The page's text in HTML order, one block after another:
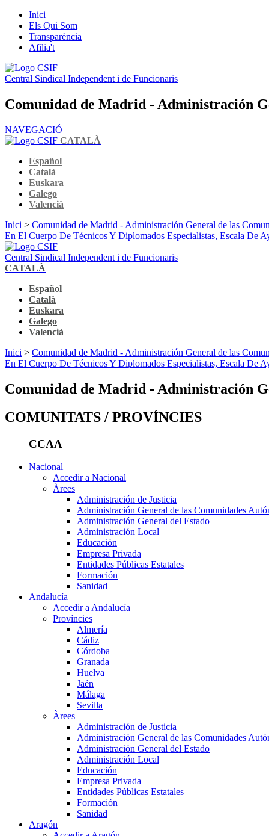
Inici
Els Qui Som
Transparència
Afilia't
Central Sindical Independent i de Funcionaris
Comunidad de Madrid - Administración
NAVEGACIÓ
CATALÀ
Español
Català
Euskara
Galego
Valencià
Inici > Comunidad de Madrid - Administración General de las
En El Cuerpo De Técnicos Y Diplomados Especialistas, Escala De
Central Sindical Independent i de Funcionaris
CATALÀ
Español
Català
Euskara
Galego
Valencià
Inici > Comunidad de Madrid - Administración General de las
En El Cuerpo De Técnicos Y Diplomados Especialistas, Escala De
Comunidad de Madrid - Administración
COMUNITATS / PROVÍNCIES
CCAA
Nacional
Accedir a Nacional
Àrees
Administración de Justicia
Administración General de las Comunidades
Administración General del Estado
Administración Local
Educación
Empresa Privada
Entidades Públicas Estatales
Formación
Sanidad
Andalucía
Accedir a Andalucía
Províncies
Almería
Cádiz
Córdoba
Granada
Huelva
Jaén
Málaga
Sevilla
Àrees
Administración de Justicia
Administración General de las Comunidades
Administración General del Estado
Administración Local
Educación
Empresa Privada
Entidades Públicas Estatales
Formación
Sanidad
Aragón